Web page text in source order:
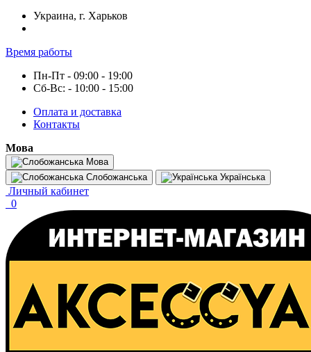
Украина, г. Харьков
Время работы
Пн-Пт - 09:00 - 19:00
Сб-Вс: - 10:00 - 15:00
Оплата и доставка
Контакты
Мова
Мова
Слобожанська
Українська
Личный кабинет
0